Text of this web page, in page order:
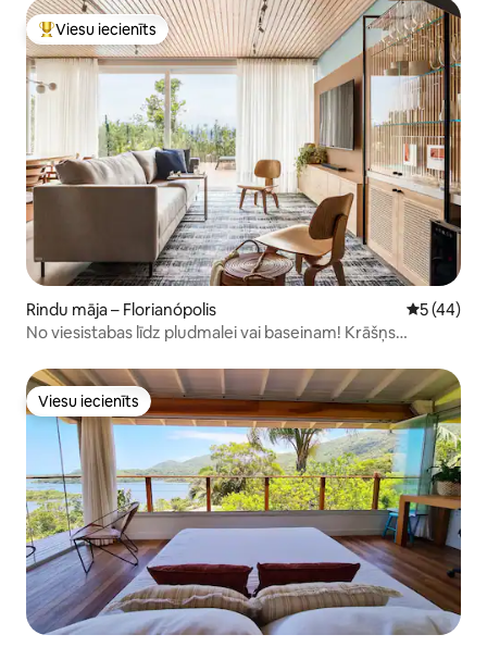
Populārs viesu iecienīts mājoklis
Viesu iecienīts
Rindu māja – Florianópolis Vidējais
5 (44)
No viesistabas līdz pludmalei vai baseinam! Krāšņs
Viesu iecienīts
Viesu iecienīts